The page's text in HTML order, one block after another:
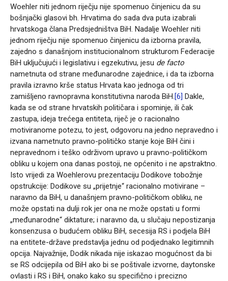
Woehler niti jednom riječju nije spomenuo činjenicu da su
bošnjački glasovi bh. Hrvatima do sada dva puta izabrali
hrvatskoga člana Predsjedništva BiH. Nadalje Woehler niti
jednom riječju nije spomenuo činjenicu da izborna pravila,
zajedno s današnjom institucionalnom strukturom Federacije
BiH uključujući i legislativu i egzekutivu, jesu de facto
nametnuta od strane međunarodne zajednice, i da ta izborna
pravila izravno krše status Hrvata kao jednoga od tri
zamišljeno ravnopravna konstitutivna naroda BiH. [6] Dakle,
kada se od strane hrvatskih političara i spominje, ili čak
zastupa, ideja trećega entiteta, riječ je o racionalno
motiviranome potezu, to jest, odgovoru na jedno nepravedno i
izvana nametnuto pravno-političko stanje koje BiH čini i
nepravednom i teško održivom upravo u pravno-političkom
obliku u kojem ona danas postoji, ne općenito i ne apstraktno.
Isto vrijedi za Woehlerovu prezentaciju Dodikove tobožnje
opstrukcije: Dodikove su „prijetnje“ racionalno motivirane –
naravno da BiH, u današnjem pravno-političkom obliku, ne
može opstati na dulji rok jer ona ne može opstati u formi
„međunarodne“ diktature; i naravno da, u slučaju nepostizanja
konsenzusa o budućem obliku BiH, secesija RS i podjela BiH
na entitete-države predstavlja jednu od podjednako legitimnih
opcija. Najvažnije, Dodik nikada nije iskazao mogućnost da bi
se RS odcijepila od BiH ako bi se poštivale izvorne, daytonske
ovlasti i RS i BiH, onako kako su specifično i precizno